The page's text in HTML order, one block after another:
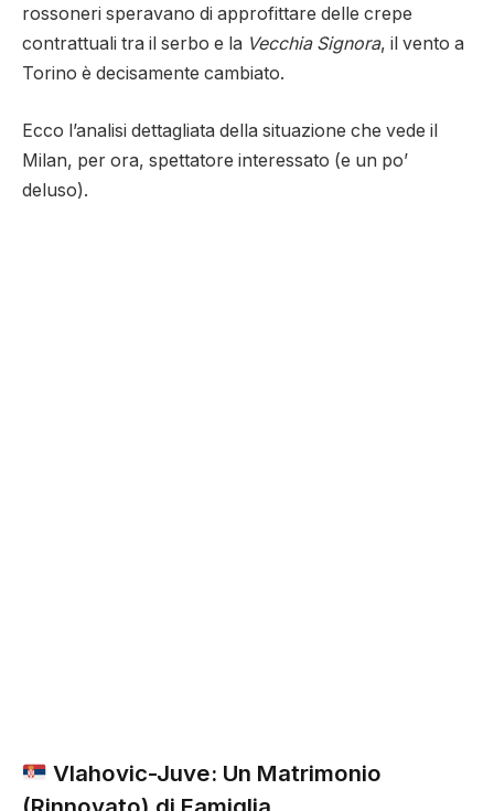
rossoneri speravano di approfittare delle crepe
contrattuali tra il serbo e la Vecchia Signora, il vento a
Torino è decisamente cambiato.
Ecco l’analisi dettagliata della situazione che vede il
Milan, per ora, spettatore interessato (e un po’
deluso).
Vlahovic-Juve: Un Matrimonio